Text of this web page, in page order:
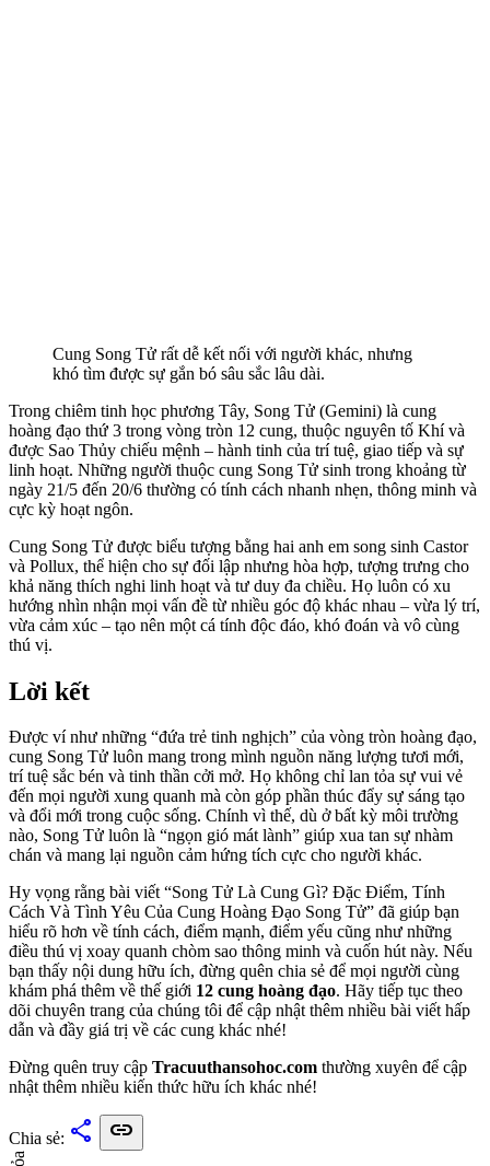
Cung Song Tử rất dễ kết nối với người khác, nhưng
khó tìm được sự gắn bó sâu sắc lâu dài.
Trong chiêm tinh học phương Tây, Song Tử (Gemini) là cung
hoàng đạo thứ 3 trong vòng tròn 12 cung, thuộc nguyên tố Khí và
được Sao Thủy chiếu mệnh – hành tinh của trí tuệ, giao tiếp và sự
linh hoạt. Những người thuộc cung Song Tử sinh trong khoảng từ
ngày 21/5 đến 20/6 thường có tính cách nhanh nhẹn, thông minh và
cực kỳ hoạt ngôn.
Cung Song Tử được biểu tượng bằng hai anh em song sinh Castor
và Pollux, thể hiện cho sự đối lập nhưng hòa hợp, tượng trưng cho
khả năng thích nghi linh hoạt và tư duy đa chiều. Họ luôn có xu
hướng nhìn nhận mọi vấn đề từ nhiều góc độ khác nhau – vừa lý trí,
vừa cảm xúc – tạo nên một cá tính độc đáo, khó đoán và vô cùng
thú vị.
Lời kết
Được ví như những “đứa trẻ tinh nghịch” của vòng tròn hoàng đạo,
cung Song Tử luôn mang trong mình nguồn năng lượng tươi mới,
trí tuệ sắc bén và tinh thần cởi mở. Họ không chỉ lan tỏa sự vui vẻ
đến mọi người xung quanh mà còn góp phần thúc đẩy sự sáng tạo
và đổi mới trong cuộc sống. Chính vì thế, dù ở bất kỳ môi trường
nào, Song Tử luôn là “ngọn gió mát lành” giúp xua tan sự nhàm
chán và mang lại nguồn cảm hứng tích cực cho người khác.
Hy vọng rằng bài viết “Song Tử Là Cung Gì? Đặc Điểm, Tính
Cách Và Tình Yêu Của Cung Hoàng Đạo Song Tử” đã giúp bạn
hiểu rõ hơn về tính cách, điểm mạnh, điểm yếu cũng như những
điều thú vị xoay quanh chòm sao thông minh và cuốn hút này. Nếu
bạn thấy nội dung hữu ích, đừng quên chia sẻ để mọi người cùng
khám phá thêm về thế giới 12 cung hoàng đạo. Hãy tiếp tục theo
dõi chuyên trang của chúng tôi để cập nhật thêm nhiều bài viết hấp
dẫn và đầy giá trị về các cung khác nhé!
Đừng quên truy cập Tracuuthansohoc.com thường xuyên để cập
nhật thêm nhiều kiến thức hữu ích khác nhé!
Chia sẻ: share link